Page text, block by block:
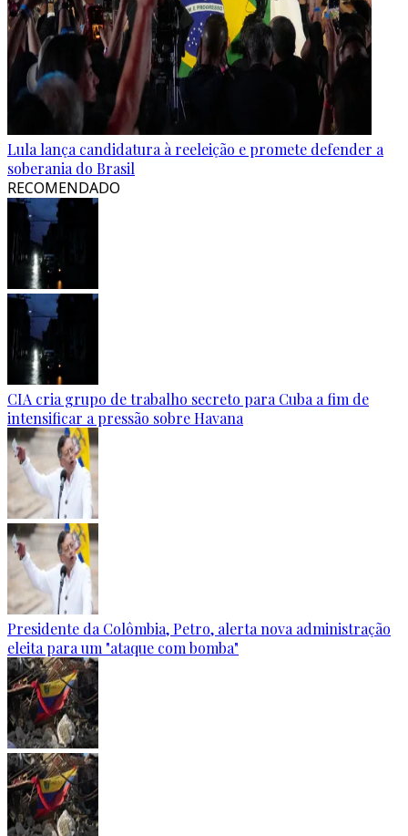
Lula lança candidatura à reeleição e promete defender a
soberania do Brasil
RECOMENDADO
CIA cria grupo de trabalho secreto para Cuba a fim de
intensificar a pressão sobre Havana
Presidente da Colômbia, Petro, alerta nova administração
eleita para um "ataque com bomba"